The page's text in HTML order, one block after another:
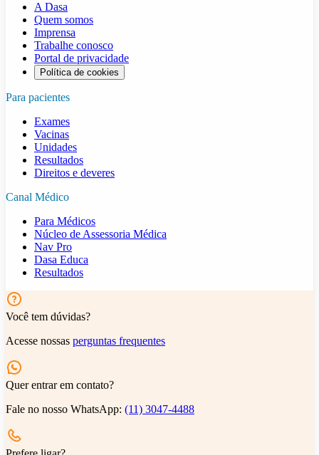
A Dasa
Quem somos
Imprensa
Trabalhe conosco
Portal de privacidade
Política de cookies
Para pacientes
Exames
Vacinas
Unidades
Resultados
Direitos e deveres
Canal Médico
Para Médicos
Núcleo de Assessoria Médica
Nav Pro
Dasa Educa
Resultados
Você tem dúvidas?
Acesse nossas perguntas frequentes
Quer entrar em contato?
Fale no nosso WhatsApp: (11) 3047-4488